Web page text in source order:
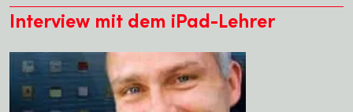
Interview mit dem iPad-Lehrer